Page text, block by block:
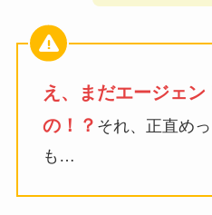
え、まだエージェ
の！？ それ、正直め
も…